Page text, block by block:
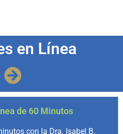
en Línea
de 60 Minutos
con la Dra. Isabel B.